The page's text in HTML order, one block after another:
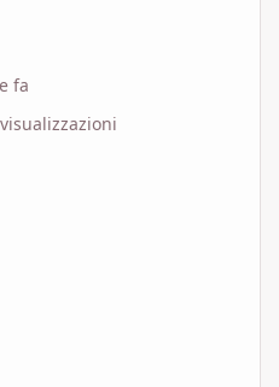
fa